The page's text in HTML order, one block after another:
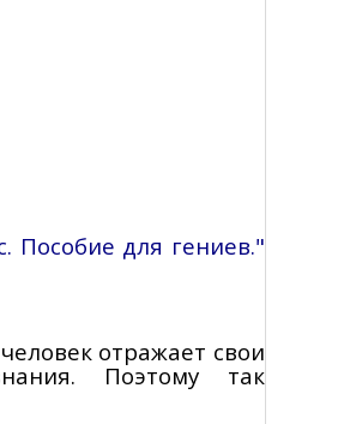
Пособие для гениев."
отражает свои
Поэтому так